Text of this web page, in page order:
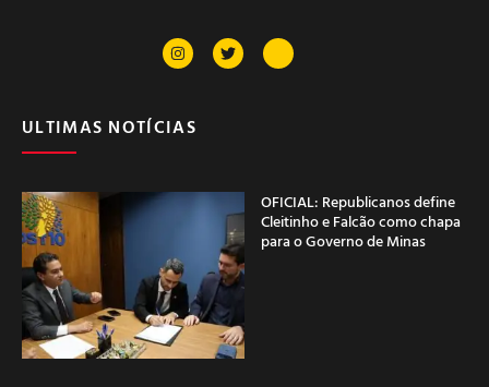
ULTIMAS NOTÍCIAS
OFICIAL: Republicanos define
Cleitinho e Falcão como chapa
para o Governo de Minas